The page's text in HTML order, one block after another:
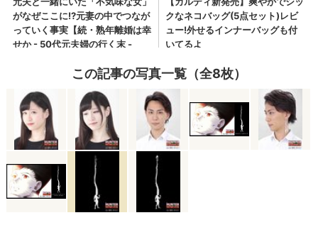
この記事の写真一覧（全8枚）